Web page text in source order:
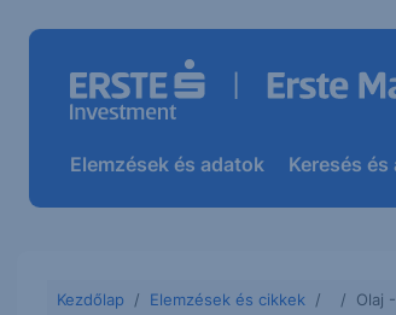
Elemzések és adatok Keresés
Kezdőlap Elemzések és cikkek Olaj